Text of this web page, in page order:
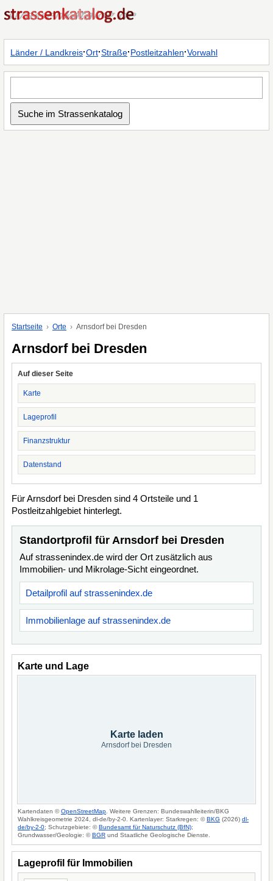
Länder / Landkreis·Ort·Straße·Postleitzahlen·Vorwahl
Startseite Orte Arnsdorf bei Dresden
Arnsdorf bei Dresden
Auf dieser Seite
Karte
Lageprofil
Finanzstruktur
Datenstand
Für Arnsdorf bei Dresden sind 4 Ortsteile und 1
Postleitzahlgebiet hinterlegt.
Standortprofil für Arnsdorf bei Dresden
Auf strassenindex.de wird der Ort zusätzlich aus
Immobilien- und Mikrolage-Sicht eingeordnet.
Detailprofil auf strassenindex.de
Immobilienlage auf strassenindex.de
Karte und Lage
Karte laden
Arnsdorf bei Dresden
Kartendaten ©OpenStreetMap . Weitere Grenzen: Bundeswahlleiterin/BKG
Wahlkreisgeometrie 2024, dl-de/by-2-0. Kartenlayer: Starkregen: ©BKG (2026) dl-
de/by-2-0; Schutzgebiete: ©Bundesamt für Naturschutz (BfN);
Grundwasser/Geologie: ©BGR und Staatliche Geologische Dienste.
Lageprofil für Immobilien